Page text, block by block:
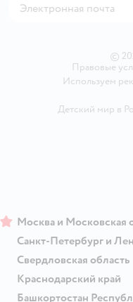
©
Правовые
Используем
Детский мир в
Москва и Московская
Санкт-Петербург и
Свердловская область
Краснодарский край
Башкортостан